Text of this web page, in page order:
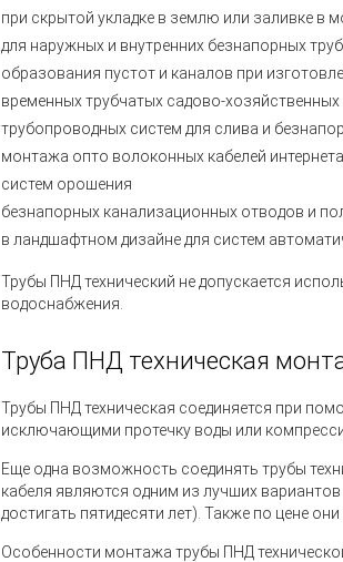
при скрытой укладке в землю или заливке в
для наружных и внутренних безнапорных
образования пустот и каналов при
временных трубчатых садово-
трубопроводных систем для слива и
монтажа опто волоконных кабелей интернета
систем орошения
безнапорных канализационных отводов и
в ландшафтном дизайне для систем
Трубы ПНД технический не допускается
водоснабжения.
Труба ПНД техническая
Трубы ПНД техническая соединяется при
исключающими протечку воды или
Еще одна возможность соединять трубы
кабеля являются одним из лучших
достигать пятидесяти лет). Также по цене
Особенности монтажа трубы ПНД